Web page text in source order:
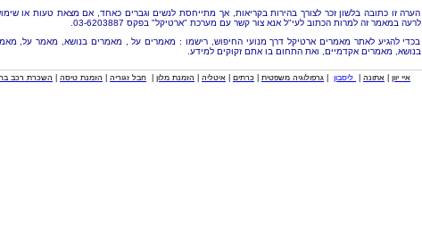
הערה זו כתובה בלשון זכר לצורך בהירות בקריאות, אך מתייחסת לנשים וגברים כאחד, אם מצאת טעות או
לרעה במאמר זה למרות הכתוב לעי"ל אנא צור קשר עם מערכת "ארטיקל" בפקס 03-6203887.
בכדי להגיע לאתר מאמרים ארטיקל דרך מנועי החיפוש, רישמו : מאמרים על , מאמרים בנושא, מאמר על,
בנושא, מאמרים אקדמיים, ואת התחום בו אתם זקוקים למידע.
איי יוון אתונה ליסבון גרפולוגיה משפטית כרתים איטליה הזמנת מלון חבל זגוריה הזמנת טיסה השכרת רכב